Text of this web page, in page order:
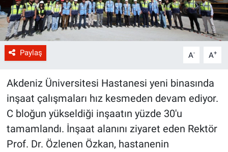
Paylaş A- A+
Akdeniz Üniversitesi Hastanesi yeni binasında
inşaat çalışmaları hız kesmeden devam ediyor.
C bloğun yükseldiği inşaatın yüzde 30'u
tamamlandı. İnşaat alanını ziyaret eden Rektör
Prof. Dr. Özlenen Özkan, hastanenin